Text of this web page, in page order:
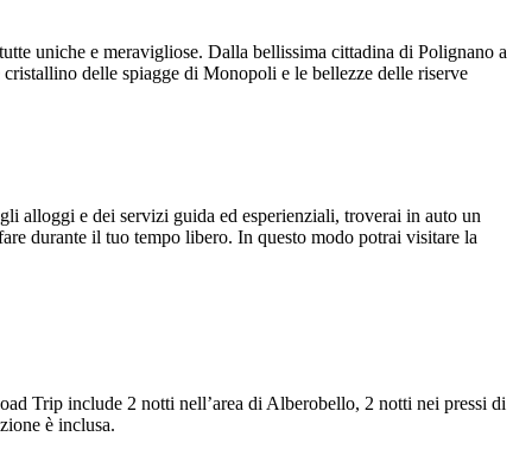
uniche e meravigliose. Dalla bellissima cittadina di Polignano a
delle spiagge di Monopoli e le bellezze delle riserve
alloggi e dei servizi guida ed esperienziali, troverai in auto un
durante il tuo tempo libero. In questo modo potrai visitare la
Trip include 2 notti nell’area di Alberobello, 2 notti nei pressi di
è inclusa.